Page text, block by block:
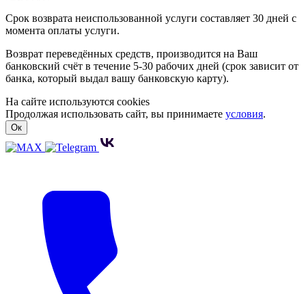
Срок возврата неиспользованной услуги составляет 30 дней с
момента оплаты услуги.
Возврат переведённых средств, производится на Ваш
банковский счёт в течение 5-30 рабочих дней (срок зависит от
банка, который выдал вашу банковскую карту).
На сайте используются cookies
Продолжая использовать сайт, вы принимаете условия.
Ок